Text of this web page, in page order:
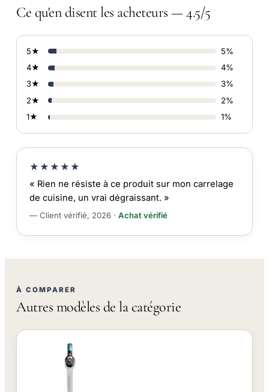
Ce qu'en disent les acheteurs — 4.5/5
5★
5%
4★
4%
3★
3%
2★
2%
1★
1%
★★★★★
« Rien ne résiste à ce produit sur mon carrelage
de cuisine, un vrai dégraissant. »
— Client vérifié, 2026 · Achat vérifié
À COMPARER
Autres modèles de la catégorie